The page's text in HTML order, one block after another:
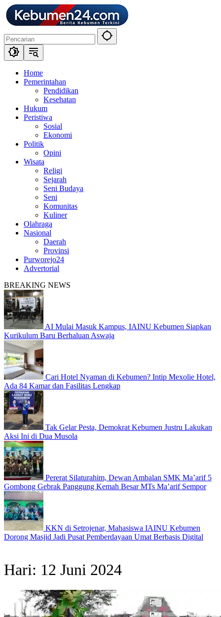
Langsung
ke
konten
Home
Pemerintahan
Pendidikan
Kesehatan
Hukum
Peristiwa
Sosial
Ekonomi
Politik
Opini
Wisata
Religi
Sejarah
Seni Budaya
Seni
Komunitas
Kuliner
Olahraga
Nasional
Daerah
Provinsi
Purworejo24
Advertorial
BREAKING NEWS
AI Mulai Masuk Kampus, IAINU Kebumen Siapkan
Kurikulum Baru Berhaluan Aswaja
Cari Hotel Nyaman di Kebumen? Intip Mexolie Hotel,
Ada 84 Kamar dan Fasilitas Lengkap
Tak Gelar Pesta, Demokrat Kebumen Justru Lakukan
Aksi Ini di Dua Musola
Pererat Silaturahim, Dewan Ambalan SMK Ma’arif 5
Gombong Gebrak Panggung Kemah Besar MTs Ma’arif Sempor
KKN di Setrojenar, Mahasiswa IAINU Kebumen
Dorong Masjid Jadi Pusat Pemberdayaan Umat Berbasis Digital
Hari: 12 Juni 2024